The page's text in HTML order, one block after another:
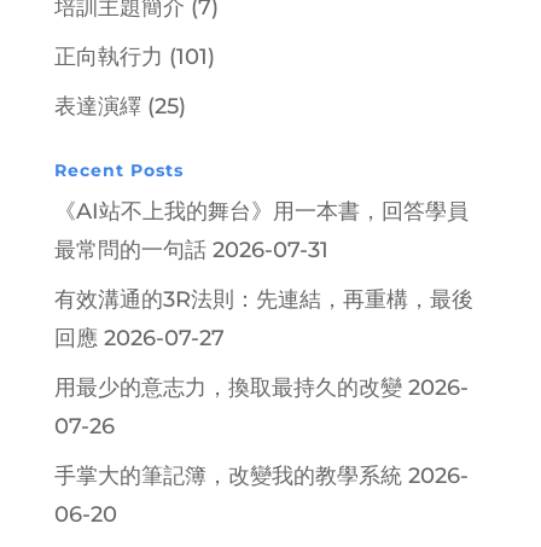
培訓主題簡介 (7)
正向執行力 (101)
表達演繹 (25)
Recent Posts
《AI站不上我的舞台》用一本書，回答學員
最常問的一句話 2026-07-31
有效溝通的3R法則：先連結，再重構，最後
回應 2026-07-27
用最少的意志力，換取最持久的改變 2026-
07-26
手掌大的筆記簿，改變我的教學系統 2026-
06-20